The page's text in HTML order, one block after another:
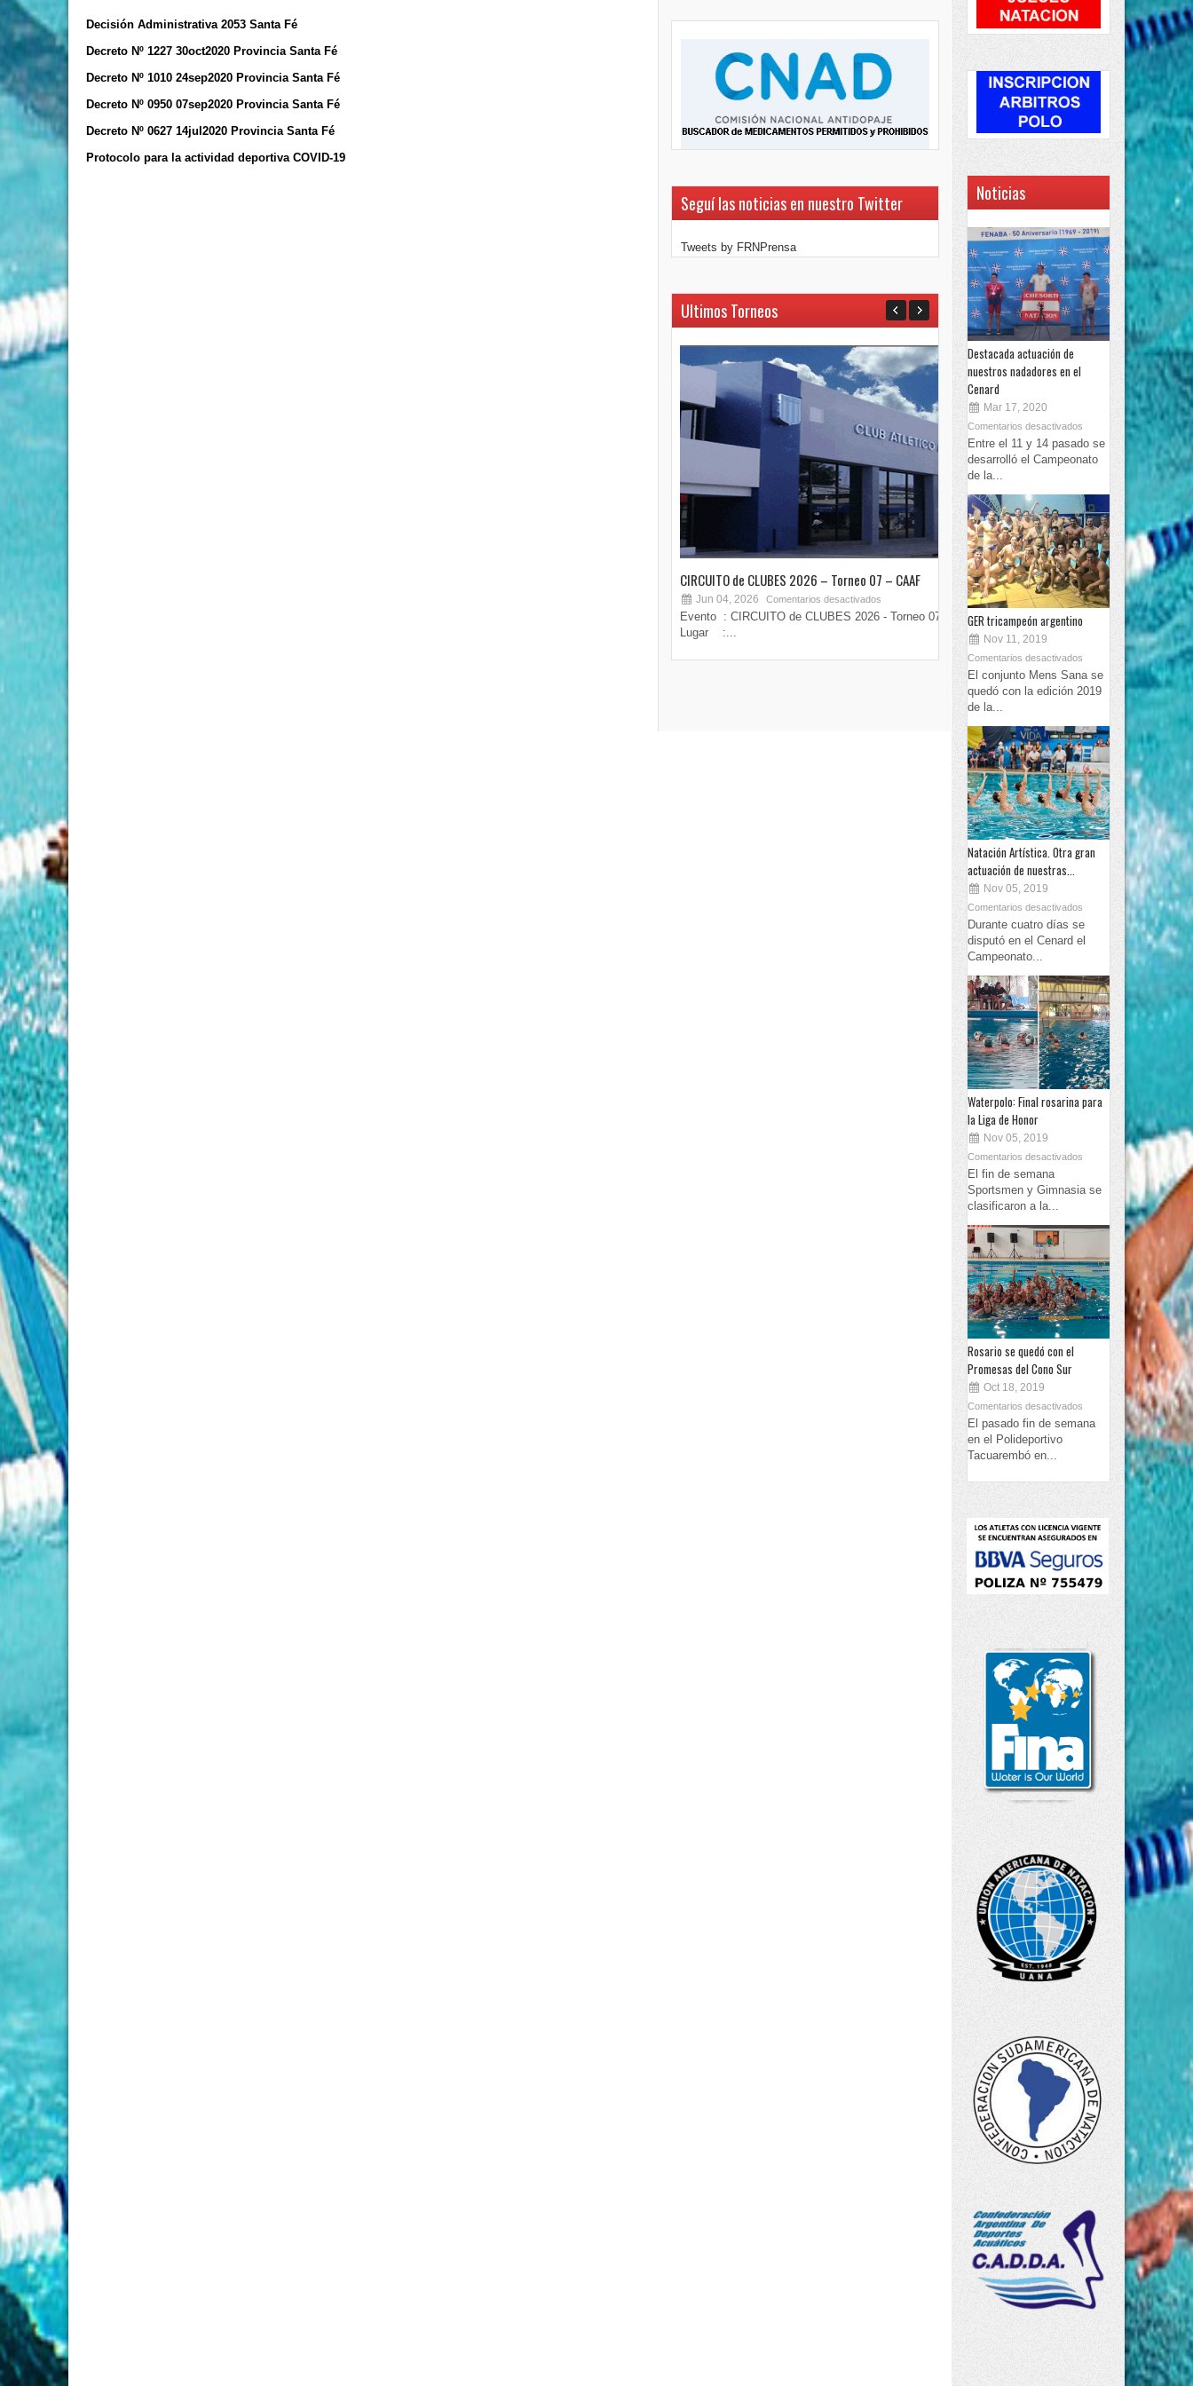
Decisión Administrativa 2053 Santa Fé
Decreto Nº 1227 30oct2020 Provincia Santa Fé
Decreto Nº 1010 24sep2020 Provincia Santa Fé
Decreto Nº 0950 07sep2020 Provincia Santa Fé
Decreto Nº 0627 14jul2020 Provincia Santa Fé
Protocolo para la actividad deportiva COVID-19
Seguí las noticias en nuestro Twitter
Tweets by FRNPrensa
Ultimos Torneos
CIRCUITO de CLUBES 2026 – Torneo 07 – CAAF
Jun 04, 2026 Comentarios desactivados
Evento : CIRCUITO de CLUBES 2026 - Torneo 07
Lugar :...
TORNEO FRN 2026 – RESULTADOS
May 11, 2026 Comentarios desactivados
COPA SANTA FE - II ETAPAResultados
Noticias
Destacada actuación de
nuestros nadadores en el
Cenard
Mar 17, 2020
Comentarios desactivados
Entre el 11 y 14 pasado se
desarrolló el Campeonato
de la...
GER tricampeón argentino
Nov 11, 2019
Comentarios desactivados
El conjunto Mens Sana se
quedó con la edición 2019
de la...
Natación Artística. Otra gran
actuación de nuestras...
Nov 05, 2019
Comentarios desactivados
Durante cuatro días se
disputó en el Cenard el
Campeonato...
Waterpolo: Final rosarina para
la Liga de Honor
Nov 05, 2019
Comentarios desactivados
El fin de semana
Sportsmen y Gimnasia se
clasificaron a la...
Rosario se quedó con el
Promesas del Cono Sur
Oct 18, 2019
Comentarios desactivados
El pasado fin de semana
en el Polideportivo
Tacuarembó en...